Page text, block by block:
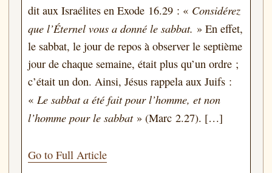
dit aux Israélites en Exode 16.29 : « Considérez
que l’Éternel vous a donné le sabbat. » En effet,
le sabbat, le jour de repos à observer le septième
jour de chaque semaine, était plus qu’un ordre ;
c’était un don. Ainsi, Jésus rappela aux Juifs :
« Le sabbat a été fait pour l’homme, et non
l’homme pour le sabbat» (Marc 2.27). […]
Go to Full Article